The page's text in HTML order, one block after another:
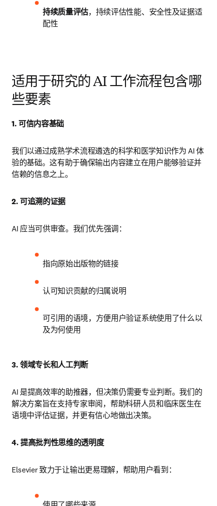
持续质量评估，持续评估性能、安全性及证据适
配性
适用于研究的 AI 工作流程包含哪
些要素
1. 可信内容基础
我们以通过成熟学术流程遴选的科学和医学知识作为 AI 体
验的基础。这有助于确保输出内容建立在用户能够验证并
信赖的信息之上。
2. 可追溯的证据
AI 应当可供审查。我们优先强调：
指向原始出版物的链接
认可知识贡献的归属说明
可引用的语境，方便用户验证系统使用了什么以
及为何使用
3. 领域专长和人工判断
AI 是提高效率的助推器，但决策仍需要专业判断。我们的
解决方案旨在支持专家审阅，帮助科研人员和临床医生在
语境中评估证据，并更有信心地做出决策。
4. 提高批判性思维的透明度
Elsevier 致力于让输出更易理解，帮助用户看到：